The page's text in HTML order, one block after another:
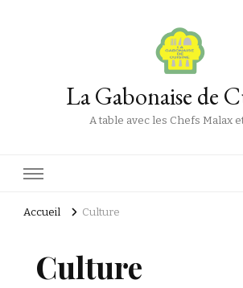
La Gabonaise de
A table avec les Chefs Malax
Accueil Culture
Culture